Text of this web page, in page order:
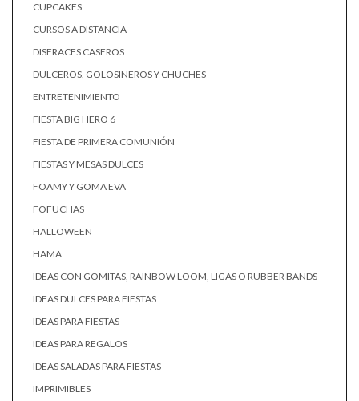
CUPCAKES
CURSOS A DISTANCIA
DISFRACES CASEROS
DULCEROS, GOLOSINEROS Y CHUCHES
ENTRETENIMIENTO
FIESTA BIG HERO 6
FIESTA DE PRIMERA COMUNIÓN
FIESTAS Y MESAS DULCES
FOAMY Y GOMA EVA
FOFUCHAS
HALLOWEEN
HAMA
IDEAS CON GOMITAS, RAINBOW LOOM, LIGAS O RUBBER BANDS
IDEAS DULCES PARA FIESTAS
IDEAS PARA FIESTAS
IDEAS PARA REGALOS
IDEAS SALADAS PARA FIESTAS
IMPRIMIBLES